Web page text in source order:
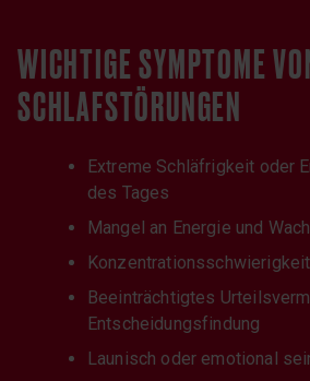
WICHTIGE SYMPTOME
SCHLAFSTÖRUNGEN
Extreme Schläfrigkeit oder
des Tages
Mangel an Energie und
Beeinträchtigtes
Entscheidungsfindung
Launisch oder emotional